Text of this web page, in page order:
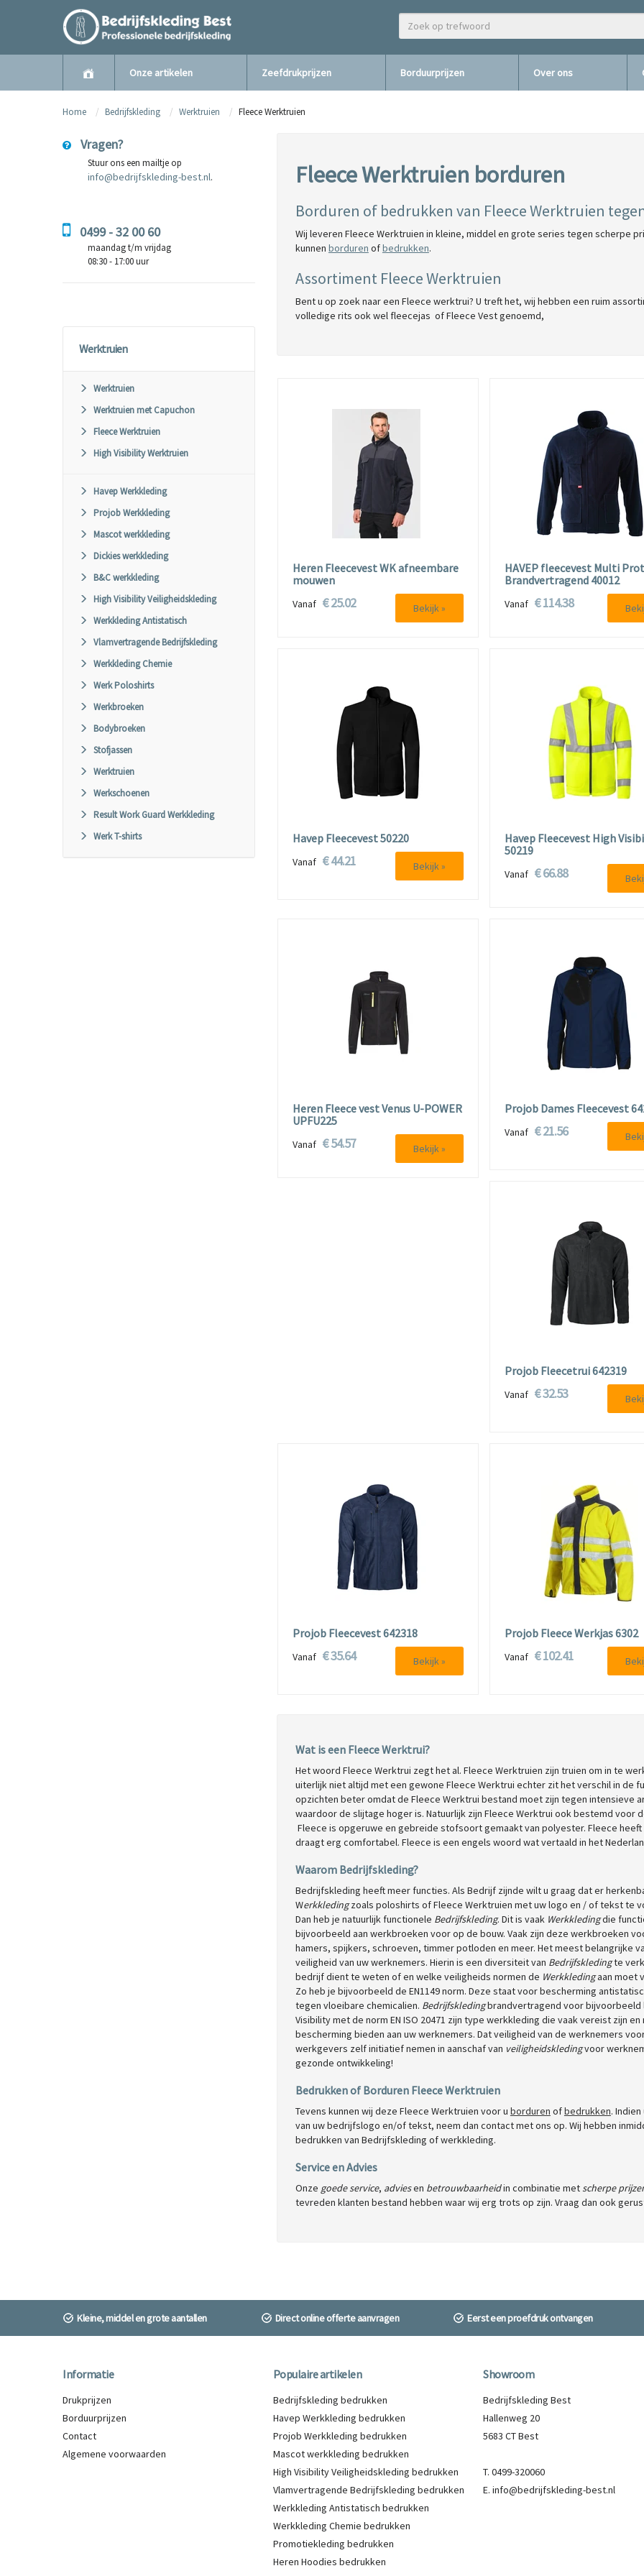
Onze artikelen Zeefdrukprijzen Borduurprijzen Over ons
Home Bedrijfskleding Werktruien Fleece Werktruien
Vragen?
Stuur ons een mailtje op
info@bedrijfskleding-best.nl.
0499 - 32 00 60
maandag t/m vrijdag
08:30 - 17:00 uur
Werktruien
Werktruien
Werktruien met Capuchon
Fleece Werktruien
High Visibility Werktruien
Havep Werkkleding
Projob Werkkleding
Mascot werkkleding
Dickies werkkleding
B&C werkkleding
High Visibility Veiligheidskleding
Werkkleding Antistatisch
Vlamvertragende Bedrijfskleding
Werkkleding Chemie
Werk Poloshirts
Werkbroeken
Bodybroeken
Stofjassen
Werktruien
Werkschoenen
Result Work Guard Werkkleding
Werk T-shirts
Fleece Werktruien borduren
Borduren of bedrukken van Fleece Werktruien
Wij leveren Fleece Werktruien in kleine, middel en grote series tegen scherpe
kunnen borduren ofbedrukken.
Assortiment Fleece Werktruien
Bent u op zoek naar een Fleece werktrui? U treft het, wij hebben een ruim
volledige rits ook wel fleecejas of Fleece Vest genoemd,
Heren Fleecevest WK afneembare
mouwen
Vanaf € 25.02 Bekijk »
HAVEP fleecevest Multi
Brandvertragend 40012
Vanaf € 114.38
Havep Fleecevest 50220
Vanaf € 44.21 Bekijk »
Havep Fleecevest High
50219
Vanaf € 66.88
Heren Fleece vest Venus U-POWER
UPFU225
Vanaf € 54.57 Bekijk »
Projob Dames Fleecevest
Vanaf € 21.56
Projob Fleecetrui 642319
Vanaf € 32.53
Projob Fleecevest 642318
Vanaf € 35.64 Bekijk »
Projob Fleece Werkjas 6302
Vanaf € 102.41
Wat is een Fleece Werktrui?
Het woord Fleece Werktrui zegt het al. Fleece Werktruien zijn truien om in te
uiterlijk niet altijd met een gewone Fleece Werktrui echter zit het verschil in de
opzichten beter omdat de Fleece Werktrui bestand moet zijn tegen intensieve
waardoor de slijtage hoger is. Natuurlijk zijn Fleece Werktrui ook bestemd voor
Fleece is opgeruwe en gebreide stofsoort gemaakt van polyester. Fleece
draagt erg comfortabel. Fleece is een engels woord wat vertaald in het
Waarom Bedrijfskleding?
Bedrijfskleding heeft meer functies. Als Bedrijf zijnde wilt u graag dat er
Werkkledingzoals poloshirts of Fleece Werktruien met uw logo en / of tekst te
Dan heb je natuurlijk functionele Bedrijfskleding. Dit is vaak Werkkledingdie
bijvoorbeeld aan werkbroeken voor op de bouw. Vaak zijn deze werkbroeken
hamers, spijkers, schroeven, timmer potloden en meer. Het meest belangrijke
veiligheid van uw werknemers. Hierin is een diversiteit van Bedrijfskledingte
bedrijf dient te weten of en welke veiligheids normen de Werkkledingaan moet
Zo heb je bijvoorbeeld de EN1149 norm. Deze staat voor bescherming
tegen vloeibare chemicalien. Bedrijfskledingbrandvertragend voor bijvoorbeeld
Visibility met de norm EN ISO 20471 zijn type werkkleding die vaak vereist zijn
bescherming bieden aan uw werknemers. Dat veiligheid van de werknemers
werkgevers zelf initiatief nemen in aanschaf van veiligheidskledingvoor
gezonde ontwikkeling!
Bedrukken of Borduren Fleece Werktruien
Tevens kunnen wij deze Fleece Werktruien voor u borduren ofbedrukken.
van uw bedrijfslogo en/of tekst, neem dan contact met ons op. Wij hebben
bedrukken van Bedrijfskleding of werkkleding.
Service en Advies
Onze goede service, adviesen betrouwbaarheidin combinatie metscherpe
tevreden klanten bestand hebben waar wij erg trots op zijn. Vraag dan ook
Kleine, middel en grote aantallen Direct online offerte aanvragen Eerst een proefdruk ontvangen
Informatie
Drukprijzen
Borduurprijzen
Contact
Algemene voorwaarden
Populaire artikelen
Bedrijfskleding bedrukken
Havep Werkkleding bedrukken
Projob Werkkleding bedrukken
Mascot werkkleding bedrukken
High Visibility Veiligheidskleding bedrukken
Vlamvertragende Bedrijfskleding bedrukken
Werkkleding Antistatisch bedrukken
Werkkleding Chemie bedrukken
Promotiekleding bedrukken
Heren Hoodies bedrukken
Showroom
Bedrijfskleding Best
Hallenweg 20
5683 CT Best
T. 0499-320060
E. info@bedrijfskleding-best.nl